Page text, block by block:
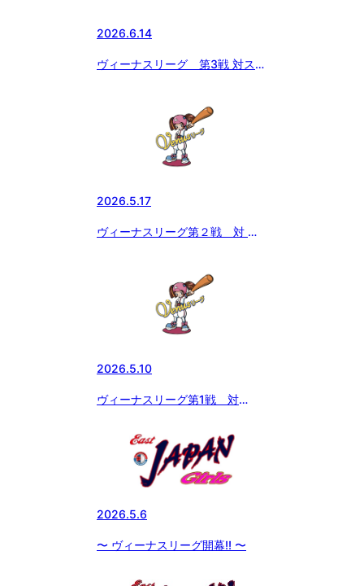
2026.6.14
ヴィーナスリーグ 第3戦 対スル
2026.5.17
ヴィーナスリーグ第２戦 対 武
2026.5.10
ヴィーナスリーグ第1戦 対
2026.5.6
〜 ヴィーナスリーグ開幕!! 〜